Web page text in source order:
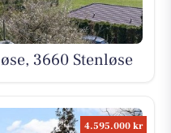
3660 Stenløse
4.595.000 kr